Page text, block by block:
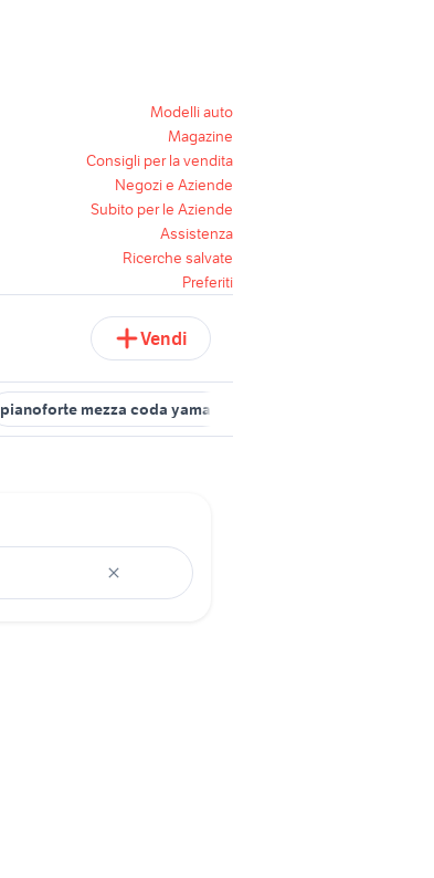
Modelli auto
Magazine
Consigli per la vendita
Negozi e Aziende
Subito per le Aziende
Assistenza
Ricerche salvate
Preferiti
Vendi
pianoforte mezza coda yamaha